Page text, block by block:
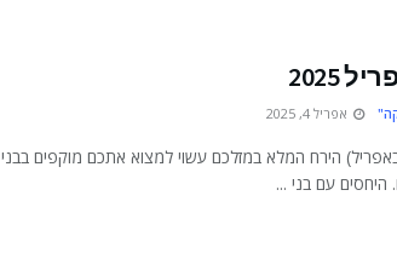
2025
אפריל 4, 2025
(21 במרץ – 19 באפריל) הירח המלא במזלכם עשוי למצוא אתכם מוקפים בבני
היחסים עם בני ...